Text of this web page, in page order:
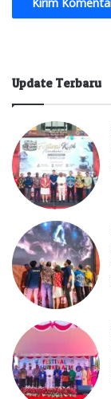
Update Terbaru